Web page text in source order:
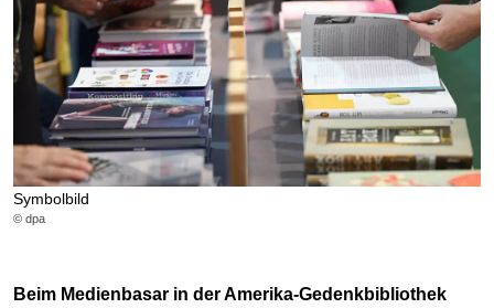
Symbolbild
© dpa
Beim Medienbasar in der Amerika-Gedenkbibliothek